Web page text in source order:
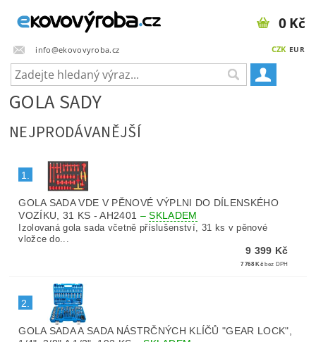
info@ekovovyroba.cz CZK EUR
0 Kč
GOLA SADY
NEJPRODÁVANĚJŠÍ
1.
GOLA SADA VDE V PĚNOVÉ VÝPLNI DO DÍLENSKÉHO
VOZÍKU, 31 KS - AH2401 –SKLADEM
Izolovaná gola sada včetně příslušenství, 31 ks v pěnové
vložce do...
9 399 Kč
7 768 Kč bez DPH
2.
GOLA SADA A SADA NÁSTRČNÝCH KLÍČŮ "GEAR LOCK",